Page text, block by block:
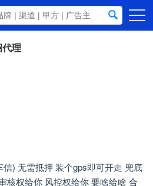
理
) 无需抵押 装个gps即可开走 兜底
核权给你 风控权给你 要啥给啥 合